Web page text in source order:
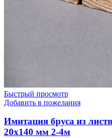
Быстрый просмотр
Добавить в пожелания
Имитация бруса из
20х140 мм 2-4м